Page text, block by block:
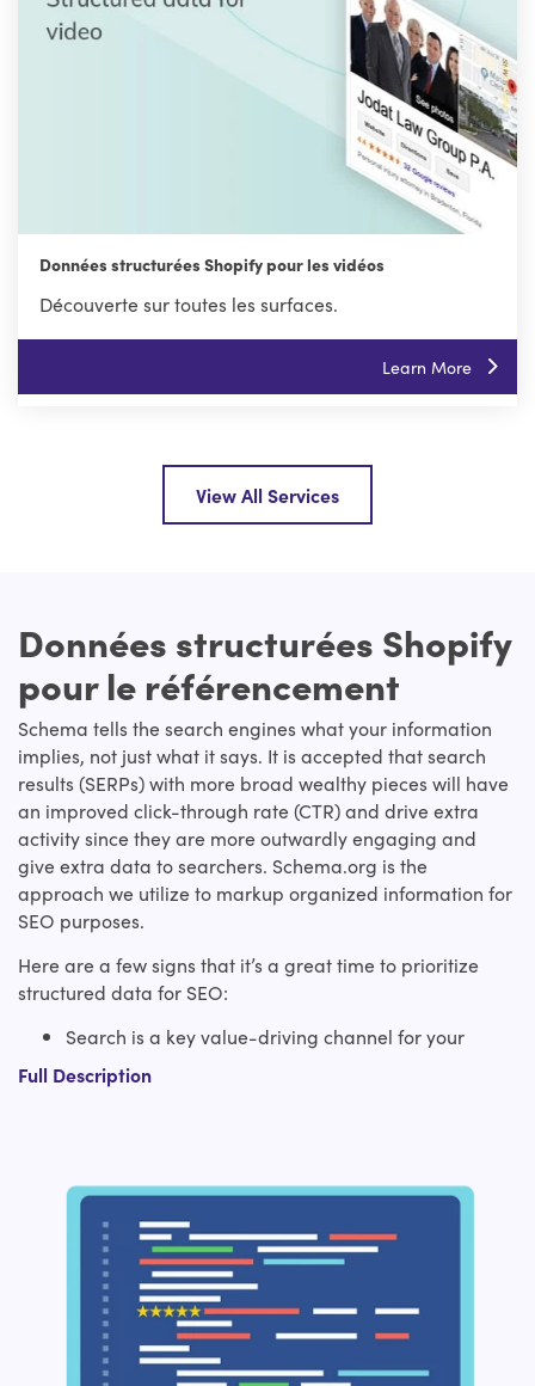
Données structurées Shopify pour les vidéos
Découverte sur toutes les surfaces.
Learn More
View All Services
Données structurées Shopify
pour le référencement
Schema tells the search engines what your information
implies, not just what it says. It is accepted that search
results (SERPs) with more broad wealthy pieces will have
an improved click-through rate (CTR) and drive extra
activity since they are more outwardly engaging and
give extra data to searchers. Schema.org is the
approach we utilize to markup organized information for
SEO purposes.
Here are a few signs that it’s a great time to prioritize
structured data for SEO:
Search is a key value-driving channel for your
commerce. You've recently inspected your site for
basic optimization issues and you know that you've
You’re in a competitive vertical and require your
results to stand out within the SERPs
You need to utilize AMP (Accelerated Mobile Pages)
as a way to appear up in featured areas of the
SERP, including carousels
You have a lot of article-style content related to key
head terms (e.g. 10 chicken recipes) and you’d like a
Full Description